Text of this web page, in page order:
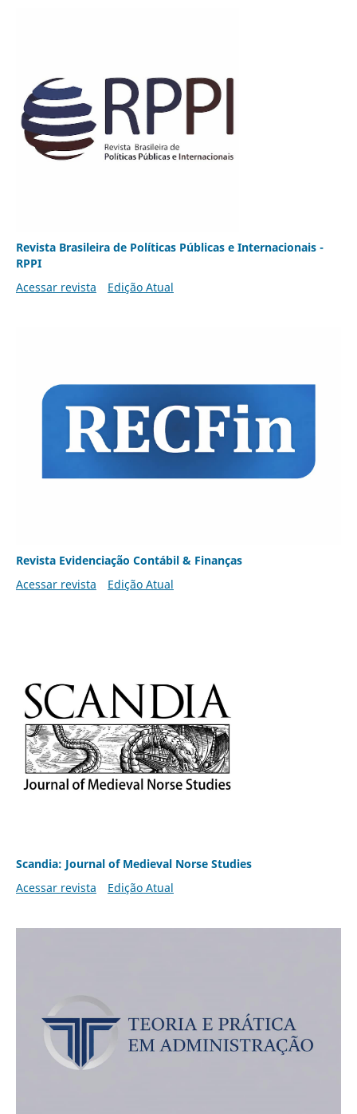
Revista Brasileira de Políticas Públicas e Internacionais -
RPPI
Acessar revista
Edição Atual
Revista Evidenciação Contábil & Finanças
Acessar revista
Edição Atual
Scandia: Journal of Medieval Norse Studies
Acessar revista
Edição Atual